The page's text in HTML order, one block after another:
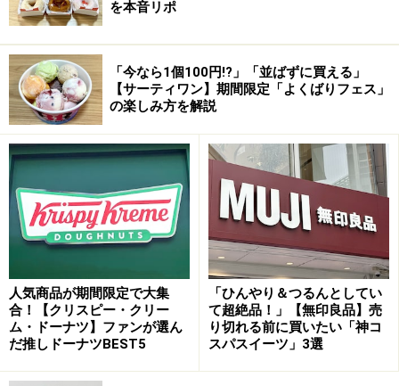
※記事内容は執筆時点のものです。最新の内容をご確認くださ
い。
※メニューや料金などのデータは、取材時または記事公開時点で
の内容です。
次のページへ
を本音リポ
「今なら1個100円!?」「並ばずに買える」
【サーティワン】期間限定「よくばりフェス」
の楽しみ方を解説
人気商品が期間限定で大集
合！【クリスピー・クリー
ム・ドーナツ】ファンが選ん
だ推しドーナツBEST5
「ひんやり＆つるんとしてい
て超絶品！」【無印良品】売
り切れる前に買いたい「神コ
スパスイーツ」3選